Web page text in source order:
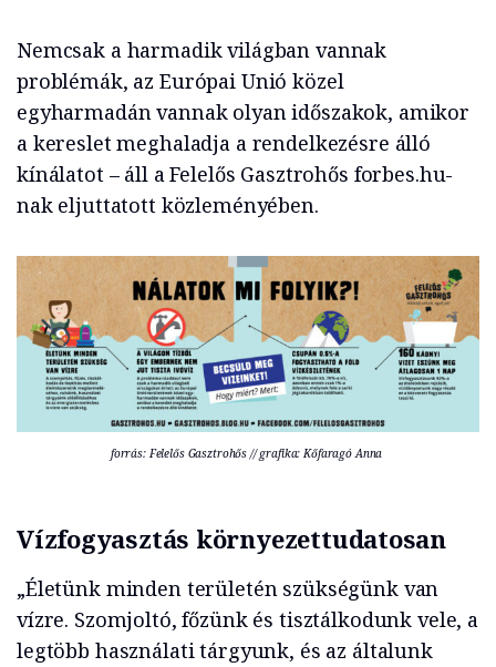
Nemcsak a harmadik világban vannak
problémák, az Európai Unió közel
egyharmadán vannak olyan időszakok, amikor
a kereslet meghaladja a rendelkezésre álló
kínálatot – áll a Felelős Gasztrohős forbes.hu-
nak eljuttatott közleményében.
forrás: Felelős Gasztrohős // grafika: Kőfaragó Anna
Vízfogyasztás környezettudatosan
„Életünk minden területén szükségünk van
vízre. Szomjoltó, főzünk és tisztálkodunk vele, a
legtöbb használati tárgyunk, és az általunk